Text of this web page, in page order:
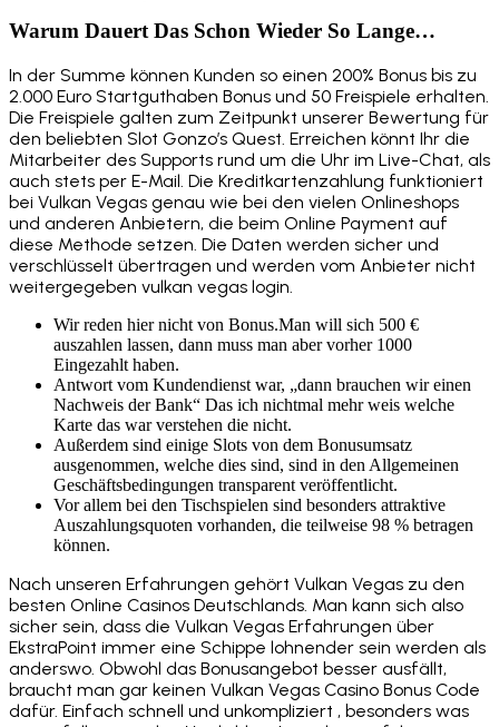
Warum Dauert Das Schon Wieder So Lange…
In der Summe können Kunden so einen 200% Bonus bis zu
2.000 Euro Startguthaben Bonus und 50 Freispiele erhalten.
Die Freispiele galten zum Zeitpunkt unserer Bewertung für
den beliebten Slot Gonzo’s Quest. Erreichen könnt Ihr die
Mitarbeiter des Supports rund um die Uhr im Live-Chat, als
auch stets per E-Mail. Die Kreditkartenzahlung funktioniert
bei Vulkan Vegas genau wie bei den vielen Onlineshops
und anderen Anbietern, die beim Online Payment auf
diese Methode setzen. Die Daten werden sicher und
verschlüsselt übertragen und werden vom Anbieter nicht
weitergegeben vulkan vegas login.
Wir reden hier nicht von Bonus.Man will sich 500 €
auszahlen lassen, dann muss man aber vorher 1000
Eingezahlt haben.
Antwort vom Kundendienst war, „dann brauchen wir einen
Nachweis der Bank“ Das ich nichtmal mehr weis welche
Karte das war verstehen die nicht.
Außerdem sind einige Slots von dem Bonusumsatz
ausgenommen, welche dies sind, sind in den Allgemeinen
Geschäftsbedingungen transparent veröffentlicht.
Vor allem bei den Tischspielen sind besonders attraktive
Auszahlungsquoten vorhanden, die teilweise 98 % betragen
können.
Nach unseren Erfahrungen gehört Vulkan Vegas zu den
besten Online Casinos Deutschlands. Man kann sich also
sicher sein, dass die Vulkan Vegas Erfahrungen über
EkstraPoint immer eine Schippe lohnender sein werden als
anderswo. Obwohl das Bonusangebot besser ausfällt,
braucht man gar keinen Vulkan Vegas Casino Bonus Code
dafür. Einfach schnell und unkompliziert , besonders was